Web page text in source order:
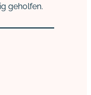
geholfen.